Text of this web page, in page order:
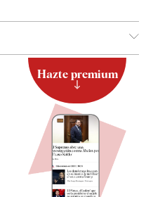
Hazte premium